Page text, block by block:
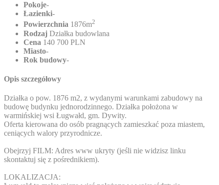
Pokoje-
Łazienki-
Powierzchnia 1876m2
Rodzaj Działka budowlana
Cena 140 700 PLN
Miasto-
Rok budowy-
Opis szczegółowy
Działka o pow. 1876 m2, z wydanymi warunkami zabudowy na
budowę budynku jednorodzinnego. Działka położona w
warmińskiej wsi Ługwałd, gm. Dywity.
Oferta kierowana do osób pragnących zamieszkać poza miastem,
ceniących walory przyrodnicze.
Obejrzyj FILM: Adres www ukryty (jeśli nie widzisz linku
skontaktuj się z pośrednikiem).
LOKALIZACJA: